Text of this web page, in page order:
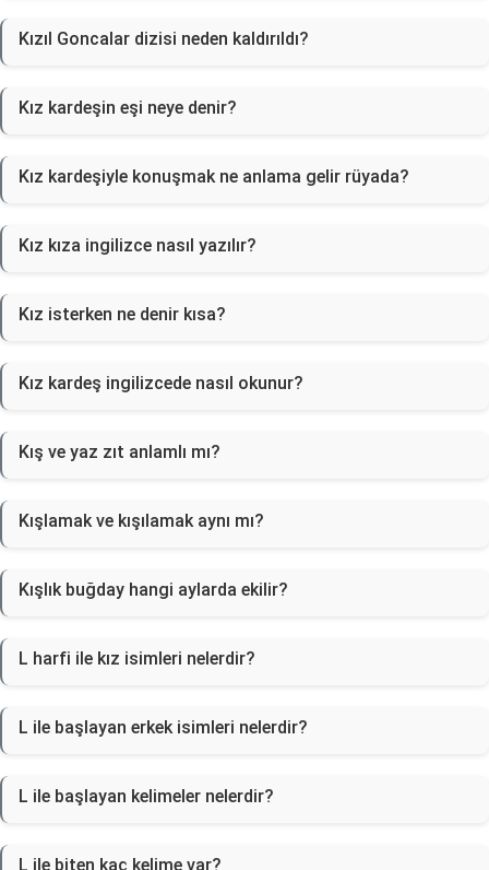
Kızıl Goncalar dizisi neden kaldırıldı?
Kız kardeşin eşi neye denir?
Kız kardeşiyle konuşmak ne anlama gelir rüyada?
Kız kıza ingilizce nasıl yazılır?
Kız isterken ne denir kısa?
Kız kardeş ingilizcede nasıl okunur?
Kış ve yaz zıt anlamlı mı?
Kışlamak ve kışılamak aynı mı?
Kışlık buğday hangi aylarda ekilir?
L harfi ile kız isimleri nelerdir?
L ile başlayan erkek isimleri nelerdir?
L ile başlayan kelimeler nelerdir?
L ile biten kaç kelime var?